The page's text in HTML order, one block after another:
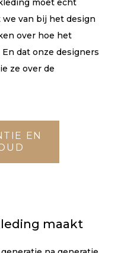
moet echt
van bij het design
over hoe het
dat onze designers
ze over de
EN
maakt